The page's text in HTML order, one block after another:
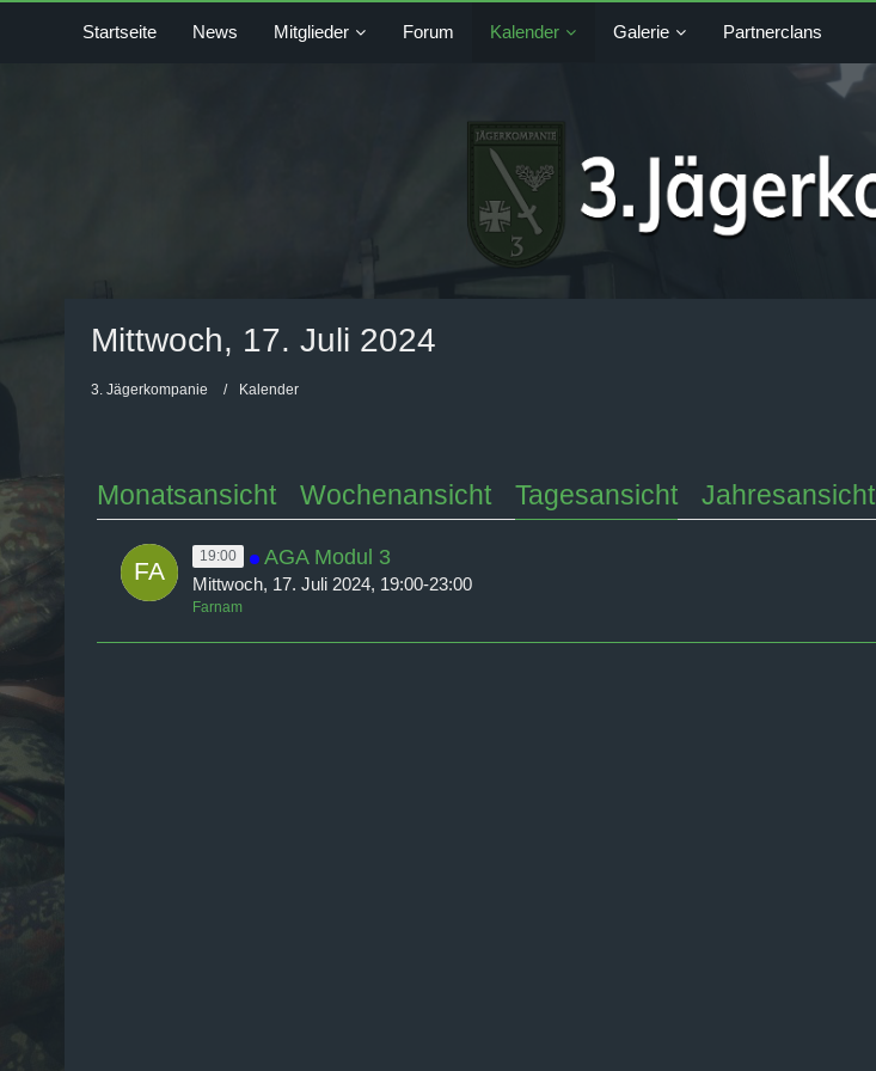
Startseite News Mitglieder Forum Kalender Galerie Partnerclans
Mittwoch, 17. Juli 2024
3. Jägerkompanie Kalender
Monatsansicht Wochenansicht Tagesansicht Jahresansicht
19:00 AGA Modul 3
Mittwoch, 17. Juli 2024, 19:00-23:00
Farnam